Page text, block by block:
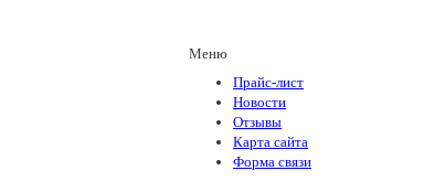
Меню
Прайс-лист
Новости
Отзывы
Карта сайта
Форма связи